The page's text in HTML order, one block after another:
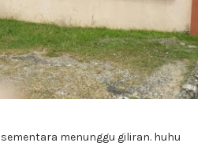
menunggu giliran. huhu